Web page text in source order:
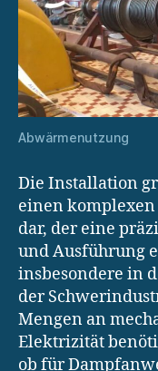
Abwärmenutzung
Die Installation
einen
dar, der eine
und Ausführung
insbesondere in
der
Mengen an
Elektrizität
ob für